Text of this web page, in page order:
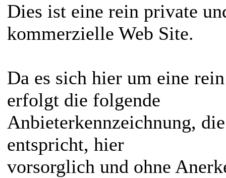
Dies ist eine rein private
kommerzielle Web Site.
Da es sich hier um eine
erfolgt die folgende
Anbieterkennzeichnung,
entspricht, hier
vorsorglich und ohne